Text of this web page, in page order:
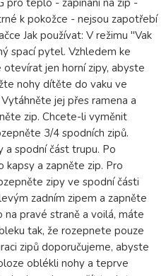
pro teplo - zapínání na zip -
k pokožce - nejsou zapotřebí
Jak používat: V režimu "Vak
spací pytel. Vzhledem ke
jen horní zipy, abyste
nohy dítěte do vaku ve
jej přes ramena a
zip. Chcete-li vyměnit
3/4 spodních zipů.
spodní část trupu. Po
a zapněte zip. Pro
zipy ve spodní části
zadním zipem a zapněte
pravé straně a voilá, máte
tak, že rozepnete pouze
zipů doporučujeme, abyste
oblékli nohy a teprve